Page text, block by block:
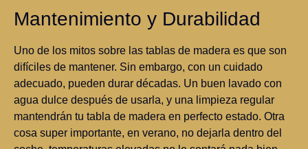
Mantenimiento y Durabilidad
Uno de los mitos sobre las tablas de madera es que son
difíciles de mantener. Sin embargo, con un cuidado
adecuado, pueden durar décadas. Un buen lavado con
agua dulce después de usarla, y una limpieza regular
mantendrán tu tabla de madera en perfecto estado. Otra
cosa super importante, en verano, no dejarla dentro del